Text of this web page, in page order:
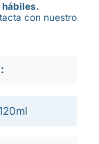
hábiles.
con nuestro